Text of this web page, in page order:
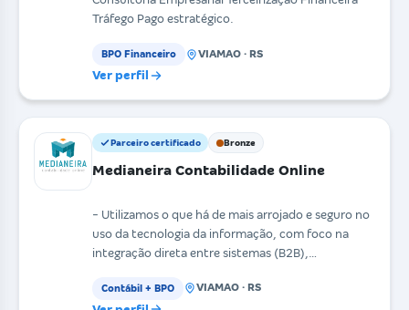
Tráfego Pago estratégico.
BPO Financeiro VIAMAO · RS
Ver perfil
Parceiro certificado Bronze
Medianeira Contabilidade Online
- Utilizamos o que há de mais arrojado e seguro no
uso da tecnologia da informação, com foco na
integração direta entre sistemas (B2B),
Contábil + BPO VIAMAO · RS